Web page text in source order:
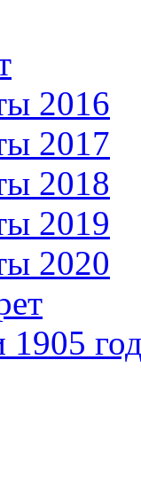
2016
2017
2018
2019
2020